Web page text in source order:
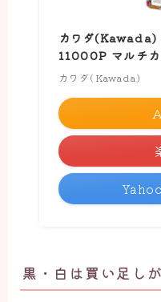
カワダ(Kawada)
11000P マルチカ
カワダ(Kawada)
黒・白は買い足し